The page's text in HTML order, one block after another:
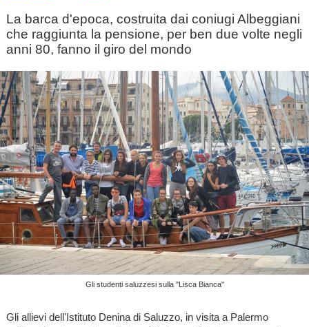
La barca d'epoca, costruita dai coniugi Albeggiani
che raggiunta la pensione, per ben due volte negli
anni 80, fanno il giro del mondo
Gli studenti saluzzesi sulla "Lisca Bianca"
Gli allievi dell'Istituto Denina di Saluzzo, in visita a Palermo